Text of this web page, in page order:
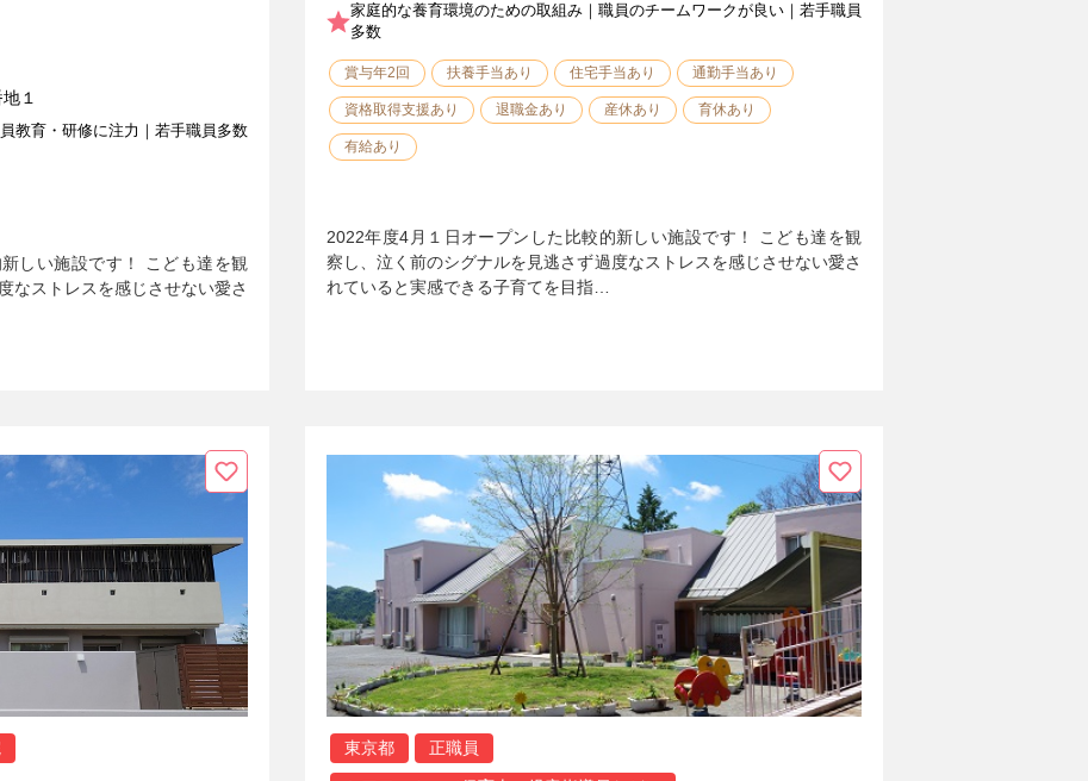
１
教育・研修に注力｜若手職員多数
しい施設です！ こども達を観
なストレスを感じさせない愛さ
家庭的な養育環境のための取組み｜職員のチームワークが良い｜若手職員
多数
賞与年2回 扶養手当あり 住宅手当あり 通勤手当あり
資格取得支援あり 退職金あり 産休あり 育休あり
有給あり
2022年度4月１日オープンした比較的新しい施設です！ こども達を観
察し、泣く前のシグナルを見逃さず過度なストレスを感じさせない愛さ
れていると実感できる子育てを目指…
東京都 正職員